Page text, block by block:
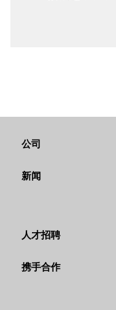
公司
战略
卡特彼勒 基金会
行为准则
新闻
社交媒体
人才招聘
为什么选择卡特彼勒？
携手合作